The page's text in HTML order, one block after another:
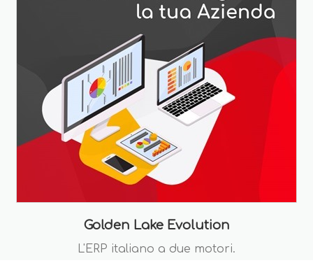
Golden Lake Evolution
L'ERP italiano a due motori.